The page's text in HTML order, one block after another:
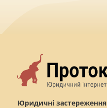
Юридичні застереження